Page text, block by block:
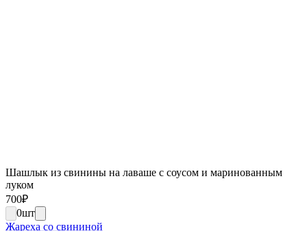
Шашлык из свинины на лаваше с соусом и маринованным
луком
700₽
0шт
Жареха со свининой